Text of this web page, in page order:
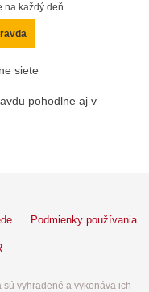
na každý deň
siete
pohodlne aj v
Podmienky používania
sú vyhradené a vykonáva ich